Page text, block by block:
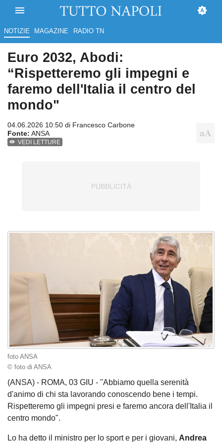
NOTIZIE MAGAZINE RADIO TN
Euro 2032, Abodi:
“Rispetteremo gli impegni e
faremo dell'Italia il centro del
mondo"
04.06.2026 10:50 di Francesco Carbone
Fonte: ANSA
VEDI LETTURE
foto ANSA
© foto di ANSA
(ANSA) - ROMA, 03 GIU - "Abbiamo quella serenità
d'animo di chi sta lavorando conoscendo bene i tempi.
Rispetteremo gli impegni presi e faremo ancora dell'Italia il
centro mondo".
Lo ha detto il ministro per lo sport e per i giovani, Andrea